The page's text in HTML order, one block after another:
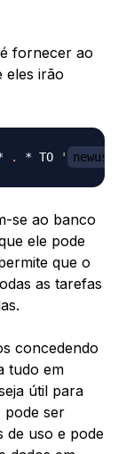
fornecer ao
eles irão
. * TO ' newuser
se ao banco
ele pode
que o
as tarefas
concedendo
tudo em
útil para
pode ser
de uso e pode